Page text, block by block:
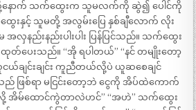
ထို့နောက် သက်ထွေးက သူမလက်ကို ဆွဲ၍ ပေါင်ကို
းနှင့် သူမတို့ အလွမ်းပြေ နှစ်ချီလောက် လိုး
လှနည်းနည်းပါးပါး ပြန်ပြင်သည်။ သက်ထွေး
ပေးသည်။ “အို ရပါတယ်” “နင် တမျိုးတော့
သူငယ်ချင်းချင်း ကူညီတယ်လို့ပဲ ယူဆစေချင်
ည် ဖြစ်ရာ မငြင်းတော့ဘဲ ငွေကို အိပ်ထဲကောက်
အိမ်ထောင်ကွဲတာလဲဟင်” “အဟဲ” သက်ထွေး